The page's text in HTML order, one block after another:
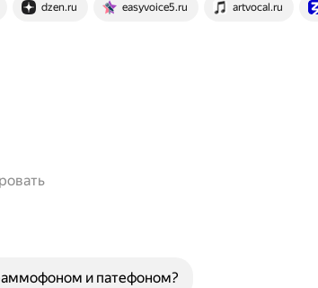
dzen.ru easyvoice5.ru artvocal.ru
и патефоном?